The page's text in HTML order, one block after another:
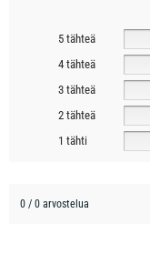
5 tähteä
4 tähteä
3 tähteä
2 tähteä
1 tähti
0 / 0 arvostelua